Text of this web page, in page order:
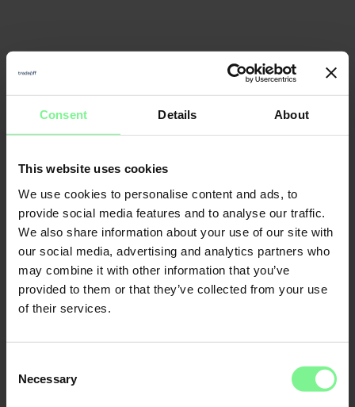
Consent Details About
This website uses cookies
We use cookies to personalise content and ads, to
provide social media features and to analyse our traffic.
We also share information about your use of our site with
our social media, advertising and analytics partners who
may combine it with other information that you’ve
provided to them or that they’ve collected from your use
of their services.
Selection
Necessary
Nicole
Büttner
Founder & CEO
Merantix
Momentum, Digital
Leader World
Economic Forum
Elisabeth
L'Orange
CFO